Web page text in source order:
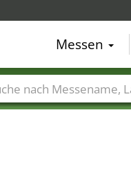
Messen
Messenamen Länder